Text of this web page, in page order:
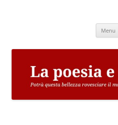
Menu